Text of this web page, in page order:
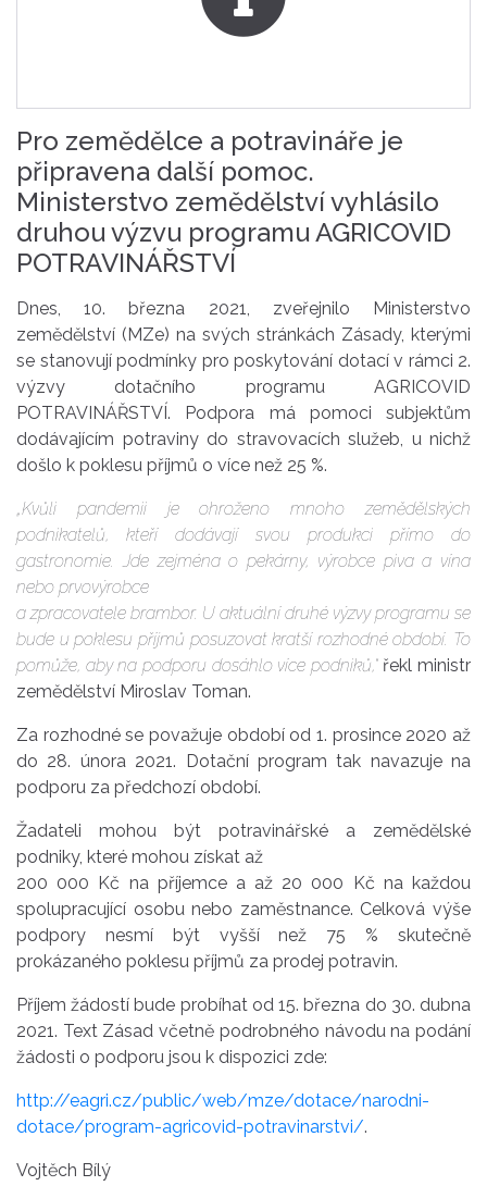
Pro zemědělce a potravináře je
připravena další pomoc.
Ministerstvo zemědělství vyhlásilo
druhou výzvu programu AGRICOVID
POTRAVINÁŘSTVÍ
Dnes, 10. března 2021, zveřejnilo Ministerstvo
zemědělství (MZe) na svých stránkách Zásady, kterými
se stanovují podmínky pro poskytování dotací v rámci 2.
výzvy dotačního programu AGRICOVID
POTRAVINÁŘSTVÍ. Podpora má pomoci subjektům
dodávajícím potraviny do stravovacích služeb, u nichž
došlo k poklesu příjmů o více než 25 %.
„Kvůli pandemii je ohroženo mnoho zemědělských
podnikatelů, kteří dodávají svou produkci přímo do
gastronomie. Jde zejména o pekárny, výrobce piva a vína
nebo prvovýrobce
a zpracovatele brambor. U aktuální druhé výzvy programu se
bude u poklesu příjmů posuzovat kratší rozhodné období. To
pomůže, aby na podporu dosáhlo více podniků,“řekl ministr
zemědělství Miroslav Toman.
Za rozhodné se považuje období od 1. prosince 2020 až
do 28. února 2021. Dotační program tak navazuje na
podporu za předchozí období.
Žadateli mohou být potravinářské a zemědělské
podniky, které mohou získat až
200 000 Kč na příjemce a až 20 000 Kč na každou
spolupracující osobu nebo zaměstnance. Celková výše
podpory nesmí být vyšší než 75 % skutečně
prokázaného poklesu příjmů za prodej potravin.
Příjem žádostí bude probíhat od 15. března do 30. dubna
2021. Text Zásad včetně podrobného návodu na podání
žádosti o podporu jsou k dispozici zde:
http://eagri.cz/public/web/mze/dotace/narodni-
dotace/program-agricovid-potravinarstvi/.
Vojtěch Bílý